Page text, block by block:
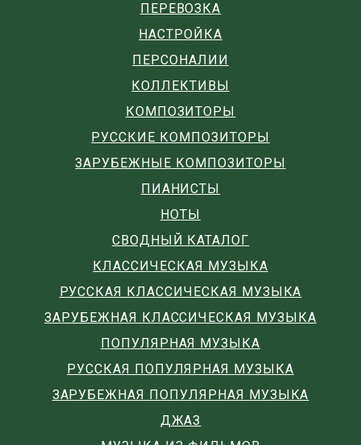
ПЕРЕВОЗКА
НАСТРОЙКА
ПЕРСОНАЛИИ
КОЛЛЕКТИВЫ
КОМПОЗИТОРЫ
РУССКИЕ КОМПОЗИТОРЫ
ЗАРУБЕЖНЫЕ КОМПОЗИТОРЫ
ПИАНИСТЫ
НОТЫ
СВОДНЫЙ КАТАЛОГ
КЛАССИЧЕСКАЯ МУЗЫКА
РУССКАЯ КЛАССИЧЕСКАЯ МУЗЫКА
ЗАРУБЕЖНАЯ КЛАССИЧЕСКАЯ МУЗЫКА
ПОПУЛЯРНАЯ МУЗЫКА
РУССКАЯ ПОПУЛЯРНАЯ МУЗЫКА
ЗАРУБЕЖНАЯ ПОПУЛЯРНАЯ МУЗЫКА
ДЖАЗ